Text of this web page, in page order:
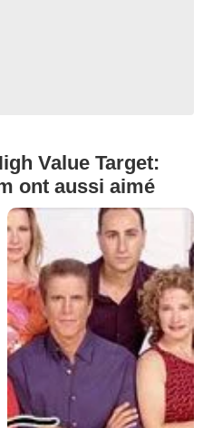
Value Target:
ont aussi aimé